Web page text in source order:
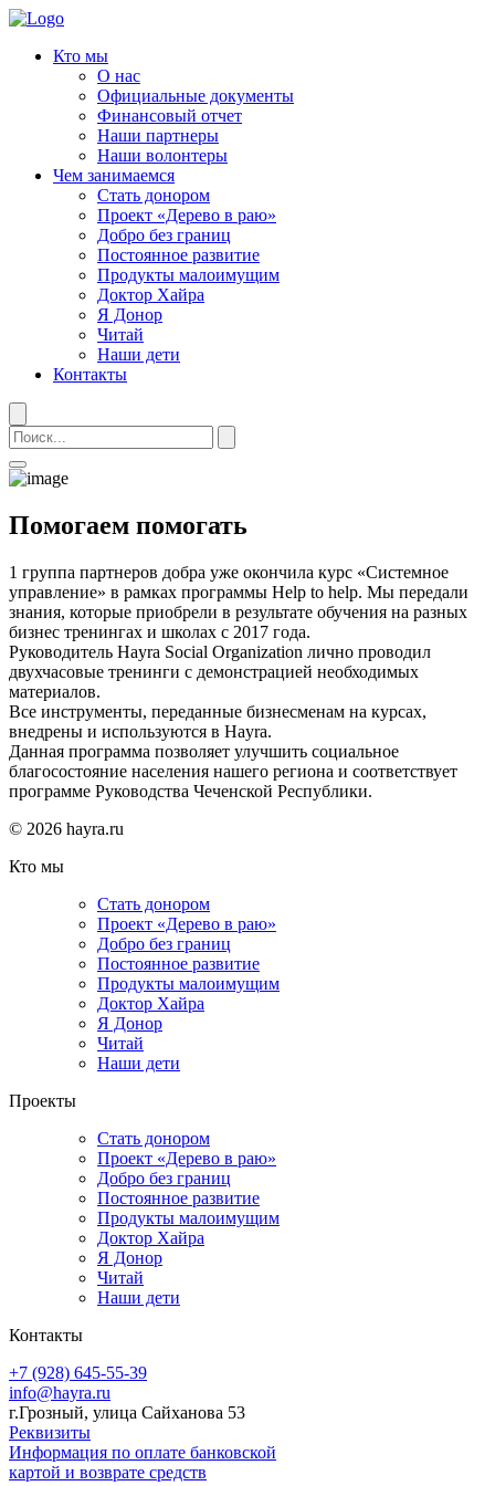
Кто мы
О нас
Официальные документы
Финансовый отчет
Наши партнеры
Наши волонтеры
Чем занимаемся
Стать донором
Проект «Дерево в раю»
Добро без границ
Постоянное развитие
Продукты малоимущим
Доктор Хайра
Я Донор
Читай
Наши дети
Контакты
Помогаем помогать
1 группа партнеров добра уже окончила курс «Системное
управление» в рамках программы Help to help. Мы передали
знания, которые приобрели в результате обучения на разных
бизнес тренингах и школах с 2017 года.
Руководитель Hayra Social Organization лично проводил
двухчасовые тренинги с демонстрацией необходимых
материалов.
Все инструменты, переданные бизнесменам на курсах,
внедрены и используются в Hayra.
Данная программа позволяет улучшить социальное
благосостояние населения нашего региона и соответствует
программе Руководства Чеченской Республики.
© 2026 hayra.ru
Кто мы
Стать донором
Проект «Дерево в раю»
Добро без границ
Постоянное развитие
Продукты малоимущим
Доктор Хайра
Я Донор
Читай
Наши дети
Проекты
Стать донором
Проект «Дерево в раю»
Добро без границ
Постоянное развитие
Продукты малоимущим
Доктор Хайра
Я Донор
Читай
Наши дети
Контакты
+7 (928) 645-55-39
info@hayra.ru
г.Грозный, улица Сайханова 53
Реквизиты
Информация по оплате банковской
картой и возврате средств